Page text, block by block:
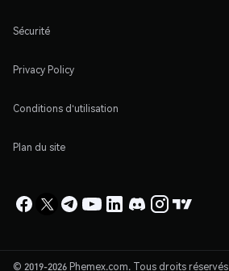
Sécurité
Privacy Policy
Conditions d'utilisation
Plan du site
© 2019-2026 Phemex.com. Tous droits réservés